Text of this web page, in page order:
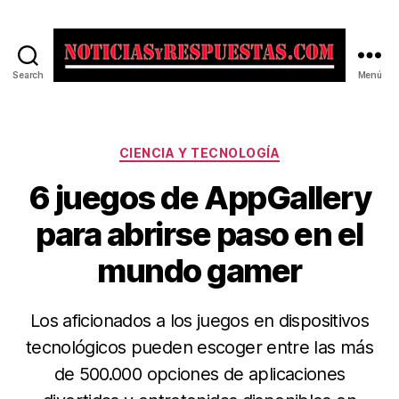
Search Menú
Categorías
CIENCIA Y TECNOLOGÍA
6 juegos de AppGallery
para abrirse paso en el
mundo gamer
Los aficionados a los juegos en dispositivos
tecnológicos pueden escoger entre las más
de 500.000 opciones de aplicaciones